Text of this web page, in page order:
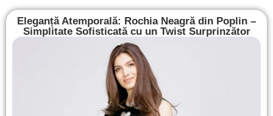
Eleganță Atemporală: Rochia Neagră din Poplin –
Simplitate Sofisticată cu un Twist Surprinzător